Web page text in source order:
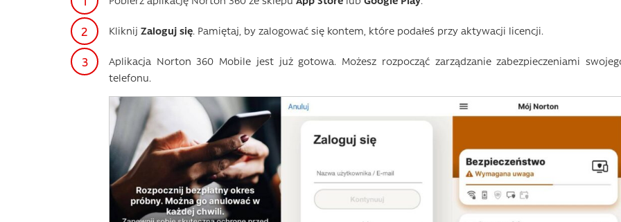
Kliknij Zaloguj się. Pamiętaj, by zalogować się kontem, które podałeś przy aktywacji licencji.
Aplikacja Norton 360 Mobile jest już gotowa. Możesz rozpocząć zarządzanie zabezpieczeniami
telefonu.